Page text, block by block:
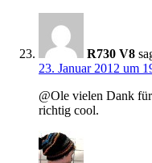
R730 V8
23. Januar 2012 um
@Ole vielen Dank
richtig cool.